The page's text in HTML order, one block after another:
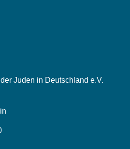
Juden in Deutschland e.V.